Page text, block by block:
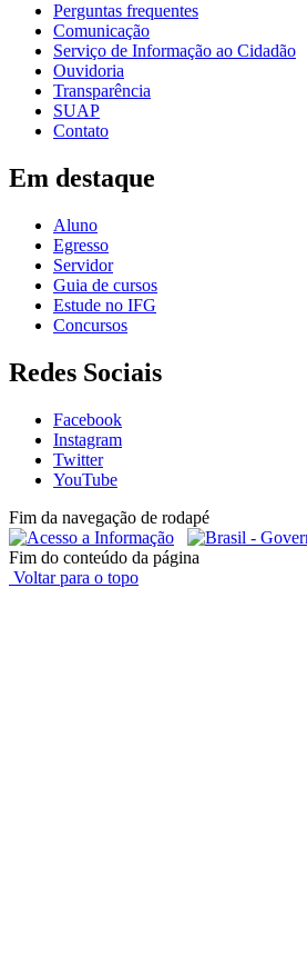
Perguntas frequentes
Comunicação
Serviço de Informação ao Cidadão
Ouvidoria
Transparência
SUAP
Contato
Em destaque
Aluno
Egresso
Servidor
Guia de cursos
Estude no IFG
Concursos
Redes Sociais
Facebook
Instagram
Twitter
YouTube
Fim da navegação de rodapé
Fim do conteúdo da página
Voltar para o topo